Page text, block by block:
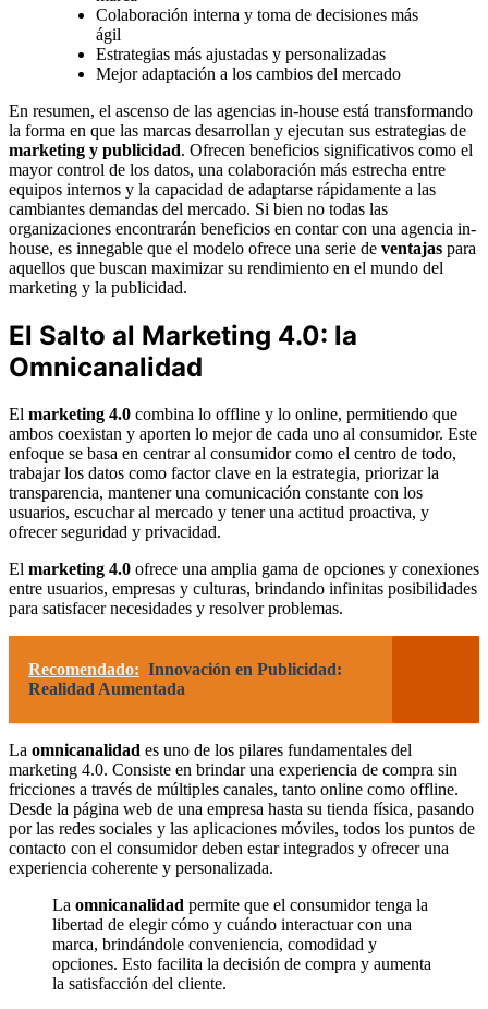
Colaboración interna y toma de decisiones más
ágil
Estrategias más ajustadas y personalizadas
Mejor adaptación a los cambios del mercado
En resumen, el ascenso de las agencias in-house está transformando
la forma en que las marcas desarrollan y ejecutan sus estrategias de
marketing y publicidad. Ofrecen beneficios significativos como el
mayor control de los datos, una colaboración más estrecha entre
equipos internos y la capacidad de adaptarse rápidamente a las
cambiantes demandas del mercado. Si bien no todas las
organizaciones encontrarán beneficios en contar con una agencia in-
house, es innegable que el modelo ofrece una serie de ventajas para
aquellos que buscan maximizar su rendimiento en el mundo del
marketing y la publicidad.
El Salto al Marketing 4.0: la
Omnicanalidad
El marketing 4.0 combina lo offline y lo online, permitiendo que
ambos coexistan y aporten lo mejor de cada uno al consumidor. Este
enfoque se basa en centrar al consumidor como el centro de todo,
trabajar los datos como factor clave en la estrategia, priorizar la
transparencia, mantener una comunicación constante con los
usuarios, escuchar al mercado y tener una actitud proactiva, y
ofrecer seguridad y privacidad.
El marketing 4.0 ofrece una amplia gama de opciones y conexiones
entre usuarios, empresas y culturas, brindando infinitas posibilidades
para satisfacer necesidades y resolver problemas.
Recomendado: Innovación en Publicidad:
Realidad Aumentada
La omnicanalidad es uno de los pilares fundamentales del
marketing 4.0. Consiste en brindar una experiencia de compra sin
fricciones a través de múltiples canales, tanto online como offline.
Desde la página web de una empresa hasta su tienda física, pasando
por las redes sociales y las aplicaciones móviles, todos los puntos de
contacto con el consumidor deben estar integrados y ofrecer una
experiencia coherente y personalizada.
La omnicanalidad permite que el consumidor tenga la
libertad de elegir cómo y cuándo interactuar con una
marca, brindándole conveniencia, comodidad y
opciones. Esto facilita la decisión de compra y aumenta
la satisfacción del cliente.